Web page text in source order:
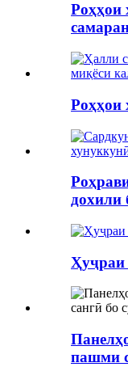
Роҳҳои
Роҳҳои
дохили
Ҳуҷраи
пашми